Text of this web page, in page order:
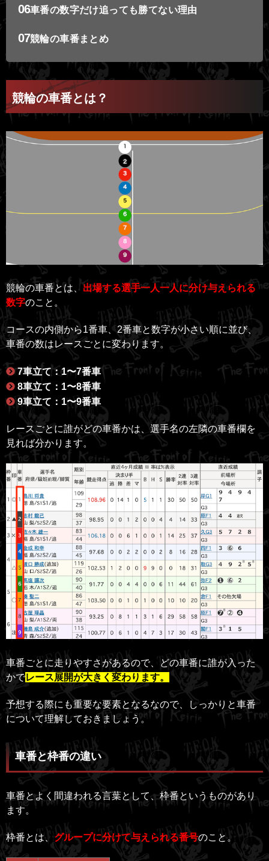
車番の数字だけ追っても勝てない理由
競輪の車番まとめ
競輪の車番とは？
競輪の車番とは、 出場する選手一人一人に分け与えられる
数字のこと。
コースの内側から1番車、2番車と数字が小さい順に並び、
車番の数はレースごとに変わります。
7車立て：1〜7番車
8車立て：1〜8番車
9車立て：1〜9番車
レースごとに誰がどの車番かは、選手名の左隣の車番欄を
見れば分かります。
車番ごとに走りやすさがあるので、どの車番に誰が入った
かでレース展開が大きく変わります。
予想する際にも重要な要素となるなので、しっかりと車番
について理解しておきましょう。
車番と枠番の違い
車番とよく間違われる言葉として、枠番というものがあり
ます。
枠番とは、 グループに分けて与えられる番号のこと。